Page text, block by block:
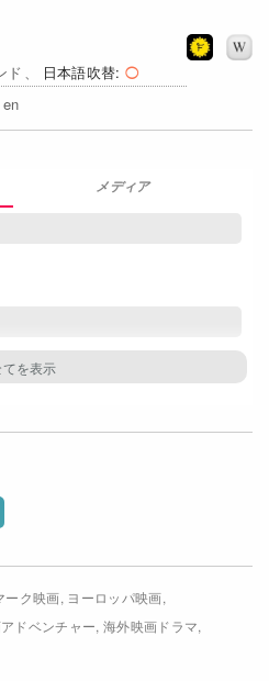
Watchlist
ド
日本語吹替
en
メディア
ズ・ダンス
サム・レッドフォード
ーク映画 ヨーロッパ映画
ドベンチャー 海外映画ドラマ